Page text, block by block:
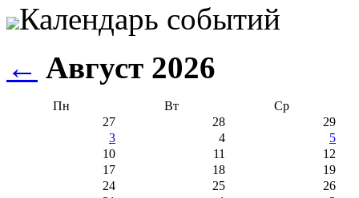
Календарь событий
← Август 2026
Пн Вт
Ср
27
28
29
3
4
5
10
11
12
17
18
19
24
25
26